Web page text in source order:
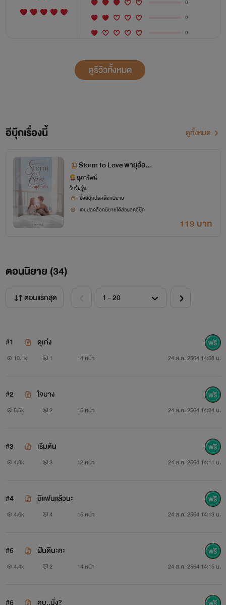
“กูก็ชัดเจนกับเขาแล้วนะ”
“กูก็ไม่รู้ว่ะ”
นิยายทุกเรื่องของไรท์ เกิดจากจินตนาการของไรท์เอง ห้าม
คัดลอก
#ห้ามดราม่า
#ไม่ชอบกดออกได้เลย
0
0
0
ดูรีวิวทั้งหมด
อีบุ๊กเรื่องนี้ ดูทั้งหมด
Storm fo Love พายุอ้อน
รัก
ยุภารัตน์
รักวัยรุ่น
ซื้ออีบุ๊กปลดล็อกนิยาย
เคยปลดล็อกนิยายได้ส่วนลดอีบุ๊ก
119 บาท
ตอนนิยาย (34)
ตอนแรกสุด
#1 ดุเก่ง
10.1k 1 14 หน้า 24 ส.ค. 2564 14:58 น.
#2 ใจบาง
5.5k 2 15 หน้า 24 ส.ค. 2564 14:04 น.
#3 เริ่มต้น
4.8k 3 12 หน้า 24 ส.ค. 2564 14:11 น.
#4 มีแฟนแล้วนะ
4.6k 4 15 หน้า 24 ส.ค. 2564 14:13 น.
#5 ฝันดีนะคะ
4.4k 2 14 หน้า 24 ส.ค. 2564 14:15 น.
#6 คบ..มั่ง?